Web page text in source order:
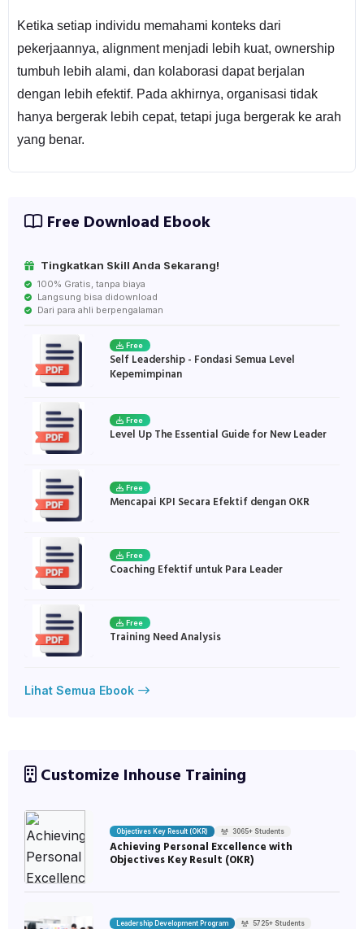
Ketika setiap individu memahami konteks dari
pekerjaannya, alignment menjadi lebih kuat, ownership
tumbuh lebih alami, dan kolaborasi dapat berjalan
dengan lebih efektif. Pada akhirnya, organisasi tidak
hanya bergerak lebih cepat, tetapi juga bergerak ke arah
yang benar.
Free Download Ebook
Tingkatkan Skill Anda Sekarang!
100% Gratis, tanpa biaya
Langsung bisa didownload
Dari para ahli berpengalaman
Free
Self Leadership - Fondasi Semua Level
Kepemimpinan
Free
Level Up The Essential Guide for New Leader
Free
Mencapai KPI Secara Efektif dengan OKR
Free
Coaching Efektif untuk Para Leader
Free
Training Need Analysis
Lihat Semua Ebook
Customize Inhouse Training
Objectives Key Result (OKR) 3065+ Students
Achieving Personal Excellence with
Objectives Key Result (OKR)
Leadership Development Program 5725+ Students